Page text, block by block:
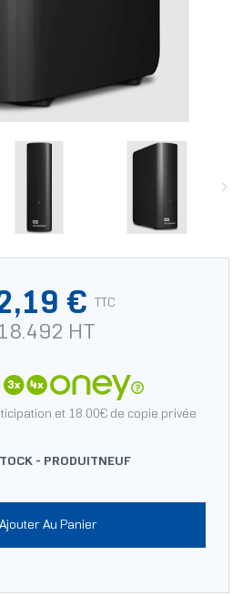
€ TTC
HT
et 18.00€ de copie privée
- PRODUITNEUF
Ajouter Au Panier